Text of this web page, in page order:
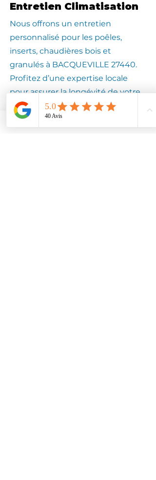
Entretien Climatisation
Nous offrons un entretien
personnalisé pour les poêles,
inserts, chaudières bois et
granulés à BACQUEVILLE 27440.
Profitez d’une expertise locale
pour assurer la longévité de votre
équipement.